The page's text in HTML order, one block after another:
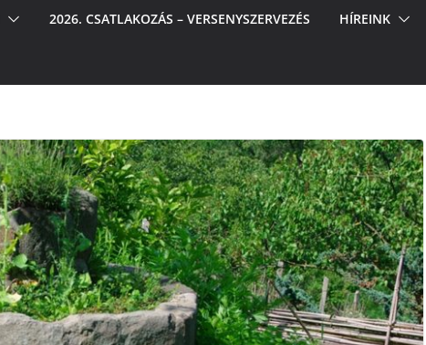
2026. CSATLAKOZÁS – VERSENYSZERVEZÉS HÍREINK